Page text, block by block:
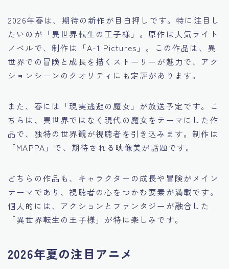
2026年春は、期待の新作が目白押しです。特に注目し
たいのが「異世界転生の王子様」。原作は人気ライト
ノベルで、制作は「A-1 Pictures」。この作品は、異
世界での冒険と成長を描くストーリーが魅力で、アク
ションシーンのクオリティにも定評があります。
また、春には「現実逃避の魔女」が放送予定です。こ
ちらは、異世界ではなく現代の魔女をテーマにした作
品で、独特の世界観が視聴者を引き込みます。制作は
「MAPPA」で、期待される映像美が話題です。
どちらの作品も、キャラクターの成長や冒険がメイン
テーマであり、視聴者の心をつかむ要素が満載です。
個人的には、アクションとファンタジーが融合した
「異世界転生の王子様」が特に楽しみです。
2026年夏の注目アニメ